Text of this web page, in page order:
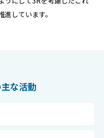
しています。
な活動